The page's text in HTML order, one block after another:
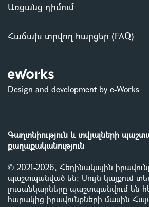
Առցանց դիմում
Հաճախ տրվող հարցեր (FAQ)
Design and development by e-Works
Գաղտնիություն և տվյալների
քաղաքականություն
© 2021-2026, Հեղինակային
պաշտպանված են: Սույն կայքում
լուսանկարները պաշտպանվում են
հարակից իրավունքների մասին